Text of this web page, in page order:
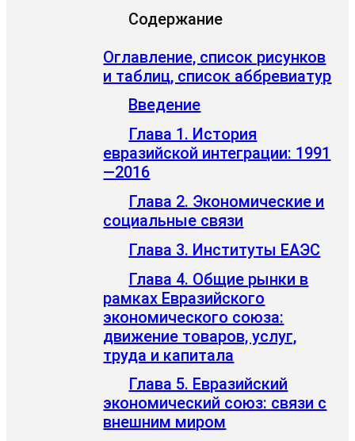
Содержание
Оглавление, список рисунков
и таблиц, список аббревиатур
Введение
Глава 1. История
евразийской интеграции: 1991
—2016
Глава 2. Экономические и
социальные связи
Глава 3. Институты ЕАЭС
Глава 4. Общие рынки в
рамках Евразийского
экономического союза:
движение товаров, услуг,
труда и капитала
Глава 5. Евразийский
экономический союз: связи с
внешним миром